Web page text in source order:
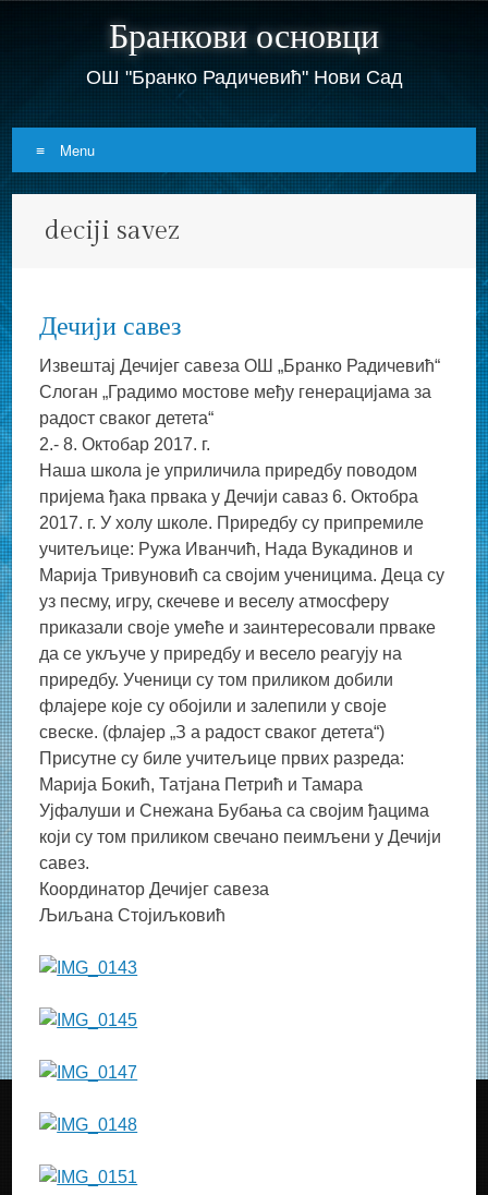
Бранкови основци
ОШ "Бранко Радичевић" Нови Сад
Menu
Skip
deciji savez
Дечији савез
Извештај Дечијег савеза ОШ „Бранко Радичевић“
Слоган „Градимо мостове међу генерацијама за
радост сваког детета“
2.- 8. Октобар 2017. г.
Наша школа је уприличила приредбу поводом
пријема ђака првака у Дечији саваз 6. Октобра
2017. г. У холу школе. Приредбу су припремиле
учитељице: Ружа Иванчић, Нада Вукадинов и
Марија Тривуновић са својим ученицима. Деца су
уз песму, игру, скечеве и веселу атмосферу
приказали своје умеће и заинтересовали прваке
да се укључе у приредбу и весело реагују на
приредбу. Ученици су том приликом добили
флајере које су обојили и залепили у своје
свеске. (флајер „З а радост сваког детета“)
Присутне су биле учитељице првих разреда:
Марија Бокић, Татјана Петрић и Тамара
Ујфалуши и Снежана Бубања са својим ђацима
који су том приликом свечано пеимљени у Дечији
савез.
Координатор Дечијег савеза
Љиљана Стојиљковић